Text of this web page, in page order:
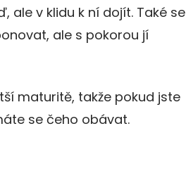
ale v klidu k ní dojít. Také se
ale s pokorou jí
maturitě, takže pokud jste
se čeho obávat.